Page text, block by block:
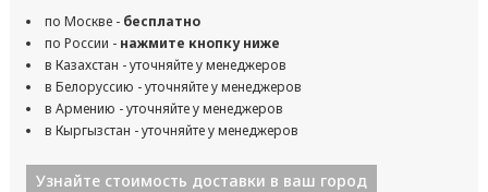
по Москве - бесплатно
по России - нажмите кнопку ниже
в Казахстан - уточняйте у менеджеров
в Белоруссию - уточняйте у менеджеров
в Армению - уточняйте у менеджеров
в Кыргызстан - уточняйте у менеджеров
Узнайте стоимость доставки в ваш город